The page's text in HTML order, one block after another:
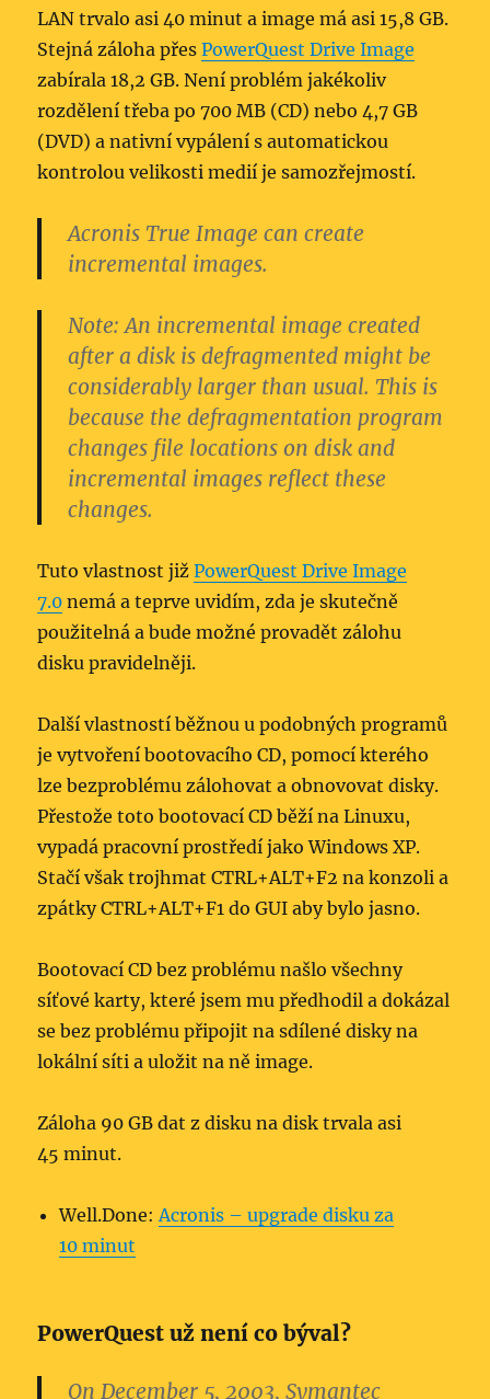
LAN trvalo asi 40 minut a image má asi 15,8 GB.
Stejná záloha přesPowerQuest Drive Image
zabírala 18,2 GB. Není problém jakékoliv
rozdělení třeba po 700 MB (CD) nebo 4,7 GB
(DVD) a nativní vypálení s automatickou
kontrolou velikosti medií je samozřejmostí.
Acronis True Image can create
incremental images.
Note:An incremental image created
after a disk is defragmented might be
considerably larger than usual. This is
because the defragmentation program
changes file locations on disk and
incremental images reflect these
changes.
Tuto vlastnost jižPowerQuest Drive Image
7.0 nemá a teprve uvidím, zda je skutečně
použitelná a bude možné provadět zálohu
disku pravidelněji.
Další vlastností běžnou u podobných programů
je vytvoření bootovacího CD, pomocí kterého
lze bezproblému zálohovat a obnovovat disky.
Přestože toto bootovací CD běží na Linuxu,
vypadá pracovní prostředí jako Windows XP.
Stačí však trojhmat CTRL+ALT+F2 na konzoli a
zpátky CTRL+ALT+F1 do GUI aby bylo jasno.
Bootovací CD bez problému našlo všechny
síťové karty, které jsem mu předhodil a dokázal
se bez problému připojit na sdílené disky na
lokální síti a uložit na ně image.
Záloha 90 GB dat z disku na disk trvala asi
45 minut.
Well.Done:Acronis – upgrade disku za
10 minut
PowerQuest už není co býval?
On December 5, 2003, Symantec